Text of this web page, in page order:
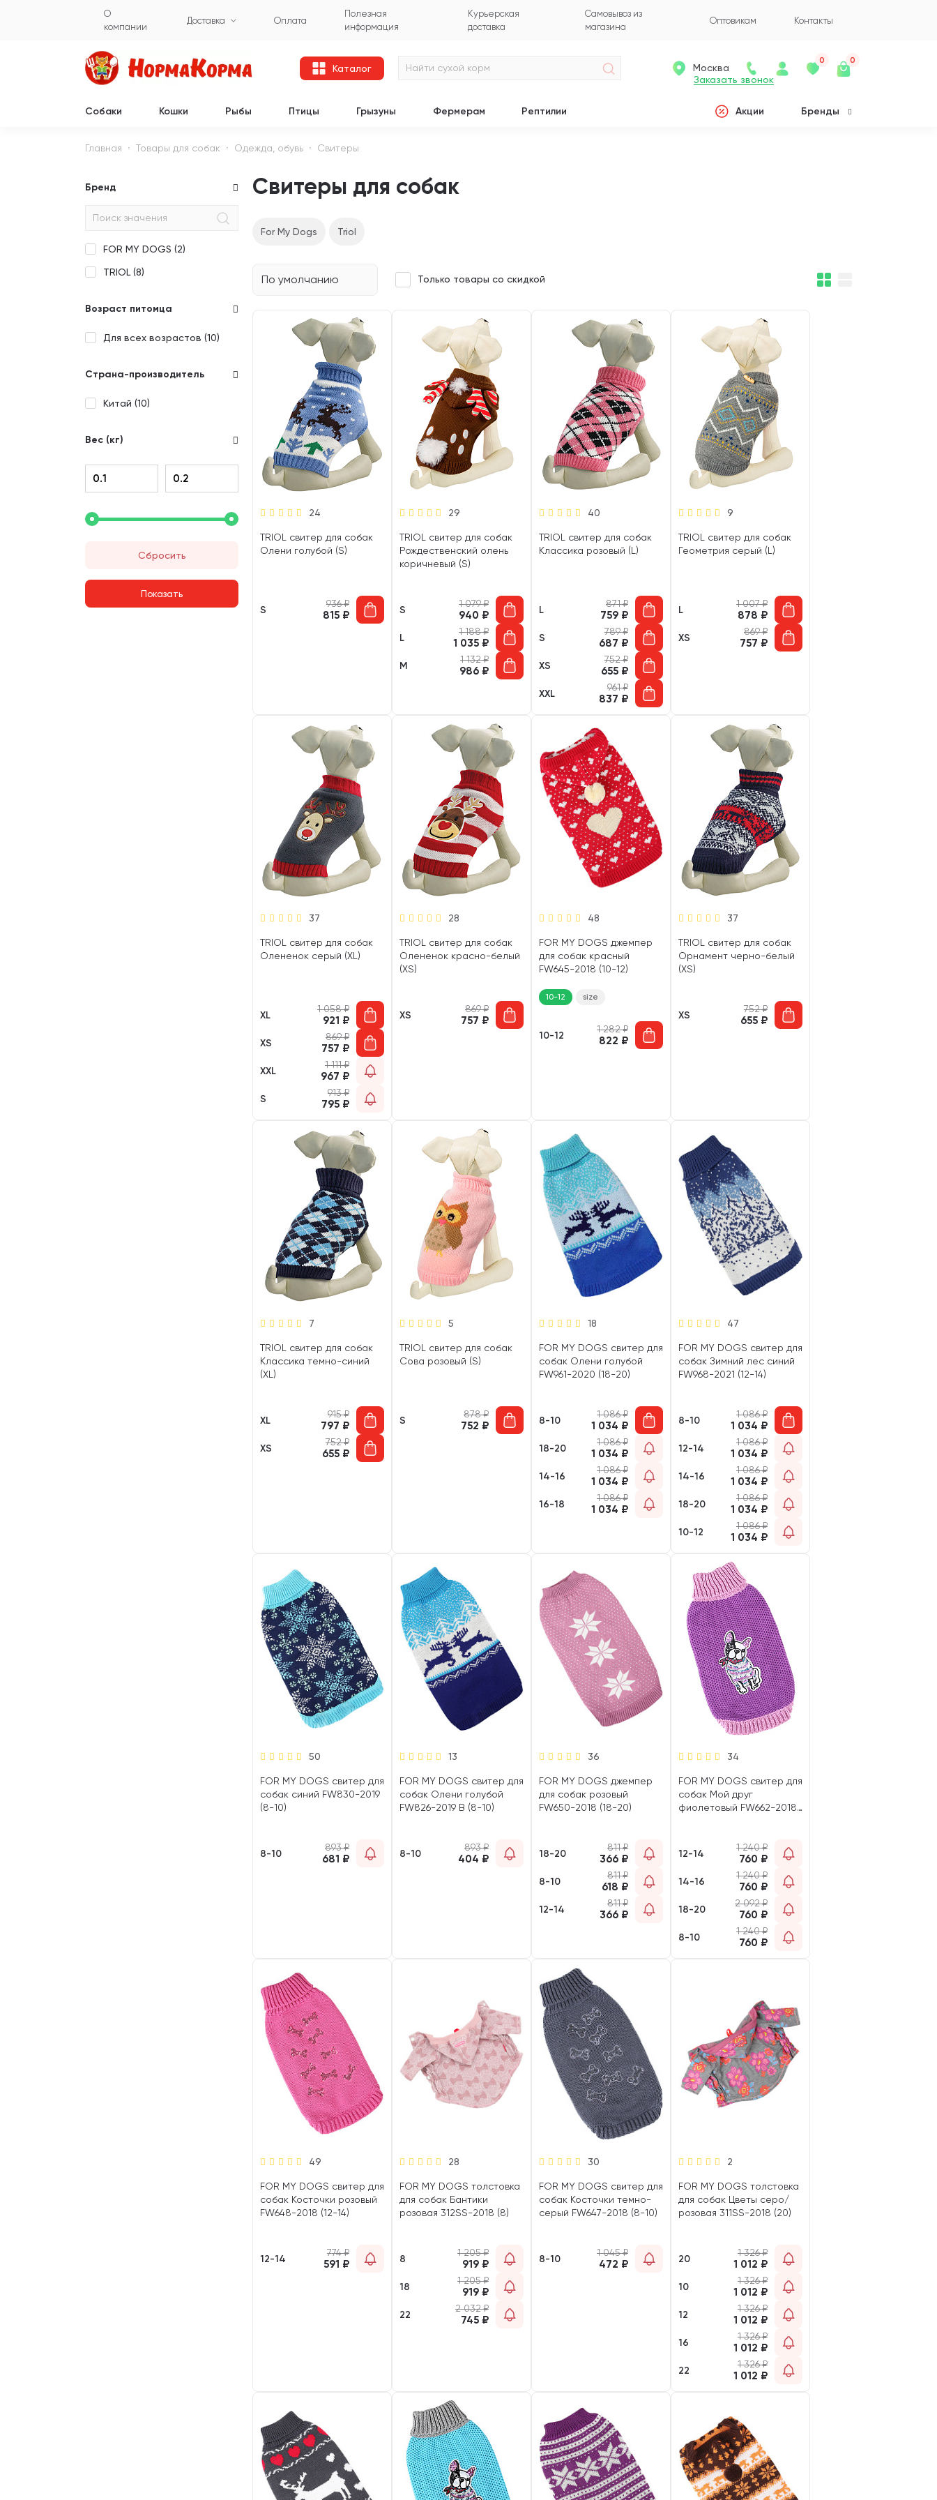
О
компании
Доставка Оплата
Полезная
информация
Курьерская
доставка
Самовывоз из
магазина
Оптовикам Контакты
Каталог
Заказать звонок
Москва
0 0
Собаки Кошки Рыбы Птицы Грызуны Фермерам Рептилии Акции Бренды
Главная Товары для собак Одежда, обувь Свитеры
Бренд
FOR MY DOGS (2)
TRIOL (8)
Возраст питомца
Для всех возрастов (10)
Страна-производитель
Китай (10)
Вес (кг)
Сбросить
Свитеры для собак
For My Dogs Triol
По умолчанию Только товары со скидкой
24
TRIOL свитер для собак
Олени голубой (S)
S
936₽
815 ₽
29
TRIOL свитер для собак
Рождественский олень
коричневый (S)
S
1 079₽
940 ₽
L
1 188₽
1 035 ₽
M
1 132₽
986 ₽
40
TRIOL свитер для собак
Классика розовый (L)
L
871₽
759 ₽
S
789₽
687 ₽
XS
752₽
655 ₽
XXL
961₽
837 ₽
9
TRIOL свитер для собак
Геометрия серый (L)
L
1 007₽
878 ₽
XS
869₽
757 ₽
37
TRIOL свитер для собак
Олененок серый (XL)
XL
1 058₽
921 ₽
XS
869₽
757 ₽
XXL
1 111₽
967 ₽
S
913₽
795 ₽
28
TRIOL свитер для собак
Олененок красно-белый
(XS)
XS
869₽
757 ₽
48
FOR MY DOGS джемпер
для собак красный
FW645-2018 (10-12)
10-12 size
10-12
1 282₽
822 ₽
37
TRIOL свитер для собак
Орнамент черно-белый
(XS)
XS
752₽
655 ₽
7
TRIOL свитер для собак
Классика темно-синий
(XL)
XL
915₽
797 ₽
XS
752₽
655 ₽
5
TRIOL свитер для собак
Сова розовый (S)
S
878₽
752 ₽
18
FOR MY DOGS свитер для
собак Олени голубой
FW961-2020 (18-20)
8-10
1 086₽
1 034 ₽
18-20
1 086₽
1 034 ₽
14-16
1 086₽
1 034 ₽
16-18
1 086₽
1 034 ₽
47
FOR MY DOGS свитер для
собак Зимний лес синий
FW968-2021 (12-14)
8-10
1 086₽
1 034 ₽
12-14
1 086₽
1 034 ₽
14-16
1 086₽
1 034 ₽
18-20
1 086₽
1 034 ₽
10-12
1 086₽
1 034 ₽
50
FOR MY DOGS свитер для
собак синий FW830-2019
(8-10)
8-10
893₽
681 ₽
13
FOR MY DOGS свитер для
собак Олени голубой
FW826-2019 B (8-10)
8-10
893₽
404 ₽
36
FOR MY DOGS джемпер
для собак розовый
FW650-2018 (18-20)
18-20
811₽
366 ₽
8-10
811₽
618 ₽
12-14
811₽
366 ₽
34
FOR MY DOGS свитер для
собак Мой друг
фиолетовый FW662-2018
12-14
1 240₽
760 ₽
14-16
1 240₽
760 ₽
18-20
2 092₽
760 ₽
8-10
1 240₽
760 ₽
49
FOR MY DOGS свитер для
собак Косточки розовый
FW648-2018 (12-14)
12-14
774₽
591 ₽
28
FOR MY DOGS толстовка
для собак Бантики
розовая 312SS-2018 (8)
8
1 205₽
919 ₽
18
1 205₽
919 ₽
22
2 032₽
745 ₽
30
FOR MY DOGS свитер для
собак Косточки темно-
серый FW647-2018 (8-10)
8-10
1 045₽
472 ₽
2
FOR MY DOGS толстовка
для собак Цветы серо/
розовая 311SS-2018 (20)
20
1 326₽
1 012 ₽
10
1 326₽
1 012 ₽
12
1 326₽
1 012 ₽
16
1 326₽
1 012 ₽
22
1 326₽
1 012 ₽